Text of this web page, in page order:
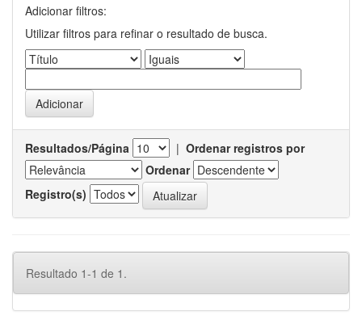
Adicionar filtros:
Utilizar filtros para refinar o resultado de busca.
Resultados/Página | Ordenar registros por
Ordenar
Registro(s)
Resultado 1-1 de 1.